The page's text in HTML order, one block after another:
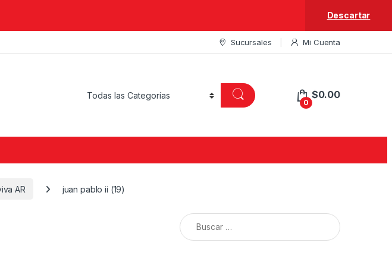
Descartar
Sucursales Mi Cuenta
0
$0.00
AR juan pablo ii (19)
Buscar: